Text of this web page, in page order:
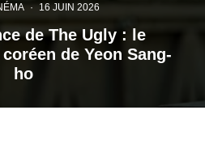
· 16 JUIN 2026
de The Ugly : le
de Yeon Sang-
ho